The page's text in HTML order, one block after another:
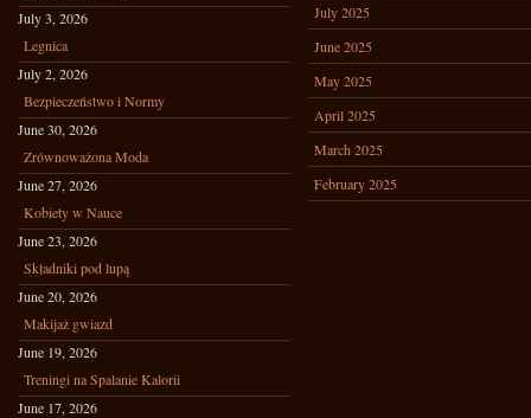
July 3, 2026
Legnica
July 2, 2026
Bezpieczeństwo i Normy
June 30, 2026
Zrównoważona Moda
June 27, 2026
Kobiety w Nauce
June 23, 2026
Składniki pod lupą
June 20, 2026
Makijaż gwiazd
June 19, 2026
Treningi na Spalanie Kalorii
June 17, 2026
July 2025
June 2025
May 2025
April 2025
March 2025
February 2025